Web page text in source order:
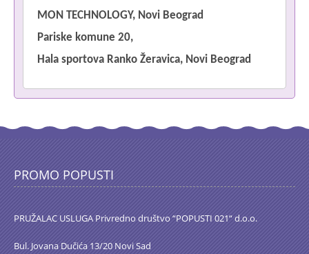
MON TECHNOLOGY, Novi Beograd
Pariske komune 20,
Hala sportova Ranko Žeravica, Novi Beograd
PROMO POPUSTI
PRUŽALAC USLUGA Privredno društvo “POPUSTI 021“ d.o.o.
Bul. Jovana Dučića 13/20 Novi Sad